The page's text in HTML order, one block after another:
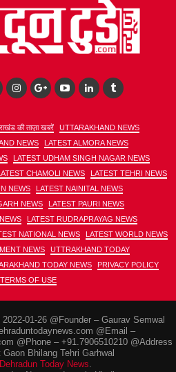
की ताज़ा खबरें
UTTARAKHAND NEWS
NEWS
LATEST ALMORA NEWS
LATEST UDHAM SINGH NAGAR NEWS
CHAMOLI NEWS
LATEST TEHRI NEWS
NEWS
LATEST NAINITAL NEWS
NEWS
LATEST PAURI NEWS
LATEST RUDRAPRAYAG NEWS
NATIONAL NEWS
LATEST WORLD NEWS
NEWS
UTTRAKHAND TODAY
TODAY NEWS
PRIVACY POLICY
TERMS OF USE
01-26 @Founder – Gaurav Semwal
@Email –
@Phone – +91.7906510210 @Address
Bhilang Tehri Garhwal
Dehradun Today News